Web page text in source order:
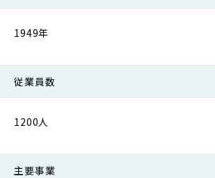
1949年
従業員数
1200人
主要事業